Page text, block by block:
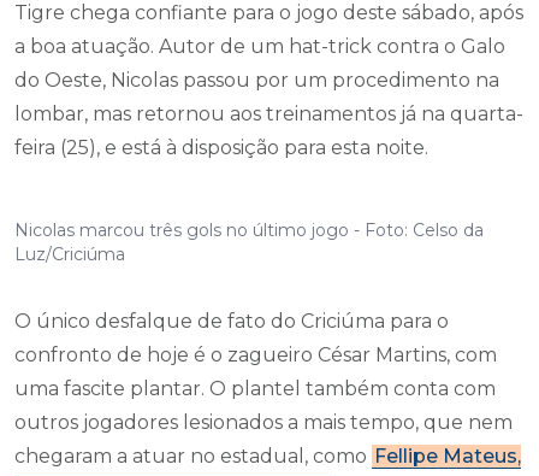
Tigre chega confiante para o jogo deste sábado, após
a boa atuação. Autor de um hat-trick contra o Galo
do Oeste, Nicolas passou por um procedimento na
lombar, mas retornou aos treinamentos já na quarta-
feira (25), e está à disposição para esta noite.
Nicolas marcou três gols no último jogo - Foto: Celso da
Luz/Criciúma
O único desfalque de fato do Criciúma para o
confronto de hoje é o zagueiro César Martins, com
uma fascite plantar. O plantel também conta com
outros jogadores lesionados a mais tempo, que nem
chegaram a atuar no estadual, como Fellipe Mateus,